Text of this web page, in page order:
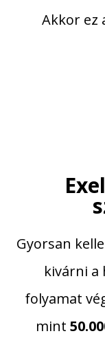
Akkor ez
Gyorsan
kivárni a
folyamat
mint